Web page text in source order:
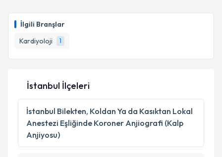
İlgili Branşlar
Kardiyoloji
1
İstanbul İlçeleri
İstanbul Bilekten, Koldan Ya da Kasıktan Lokal
Anestezi Eşliğinde Koroner Anjiografi (Kalp
Anjiyosu)